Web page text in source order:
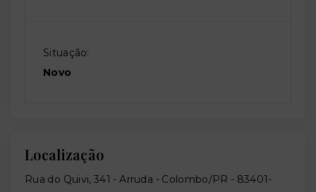
Situação:
Novo
Localização
Rua do Quivi, 341 - Arruda - Colombo/PR - 83401-